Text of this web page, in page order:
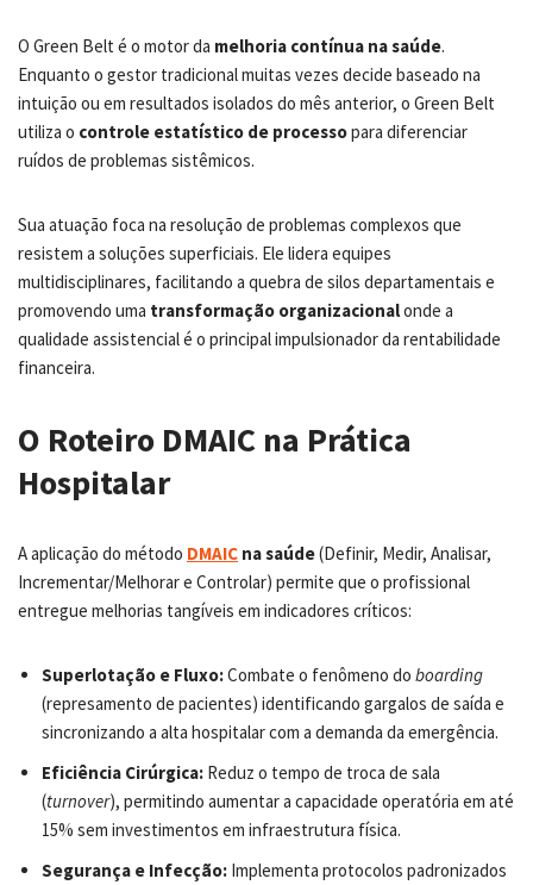
O Green Belt é o motor da melhoria contínua na saúde.
Enquanto o gestor tradicional muitas vezes decide baseado na
intuição ou em resultados isolados do mês anterior, o Green Belt
utiliza o controle estatístico de processopara diferenciar
ruídos de problemas sistêmicos.
Sua atuação foca na resolução de problemas complexos que
resistem a soluções superficiais. Ele lidera equipes
multidisciplinares, facilitando a quebra de silos departamentais e
promovendo uma transformação organizacionalonde a
qualidade assistencial é o principal impulsionador da rentabilidade
financeira.
O Roteiro DMAIC na Prática
Hospitalar
A aplicação do método DMAIC na saúde(Definir, Medir, Analisar,
Incrementar/Melhorar e Controlar) permite que o profissional
entregue melhorias tangíveis em indicadores críticos:
Superlotação e Fluxo:Combate o fenômeno do boarding
(represamento de pacientes) identificando gargalos de saída e
sincronizando a alta hospitalar com a demanda da emergência.
Eficiência Cirúrgica: Reduz o tempo de troca de sala
(turnover), permitindo aumentar a capacidade operatória em até
15% sem investimentos em infraestrutura física.
Segurança e Infecção: Implementa protocolos padronizados